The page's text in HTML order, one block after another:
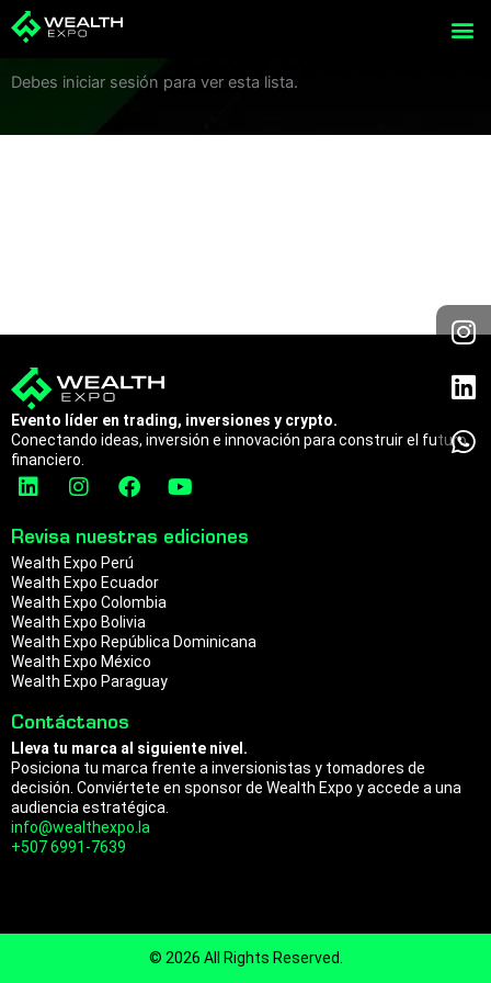
Debes iniciar sesión para ver esta lista.
Evento líder en trading, inversiones y crypto.
Conectando ideas, inversión e innovación para construir el futuro
financiero.
L
i
k
e
d
i
n
I
n
t
a
g
r
a
m
F
a
e
b
o
o
k
Y
o
u
t
Revisa nuestras ediciones
Wealth Expo Perú
Wealth Expo Ecuador
Wealth Expo Colombia
Wealth Expo Bolivia
Wealth Expo República Dominicana
Wealth Expo México
Wealth Expo Paraguay
Contáctanos
Lleva tu marca al siguiente nivel.
Posiciona tu marca frente a inversionistas y tomadores de
decisión. Conviértete en sponsor de Wealth Expo y accede a una
audiencia estratégica.
info@wealthexpo.la
+507 6991-7639
© 2026 All Rights Reserved.
I
n
s
t
a
g
L
i
n
k
e
d
W
h
a
t
s
a